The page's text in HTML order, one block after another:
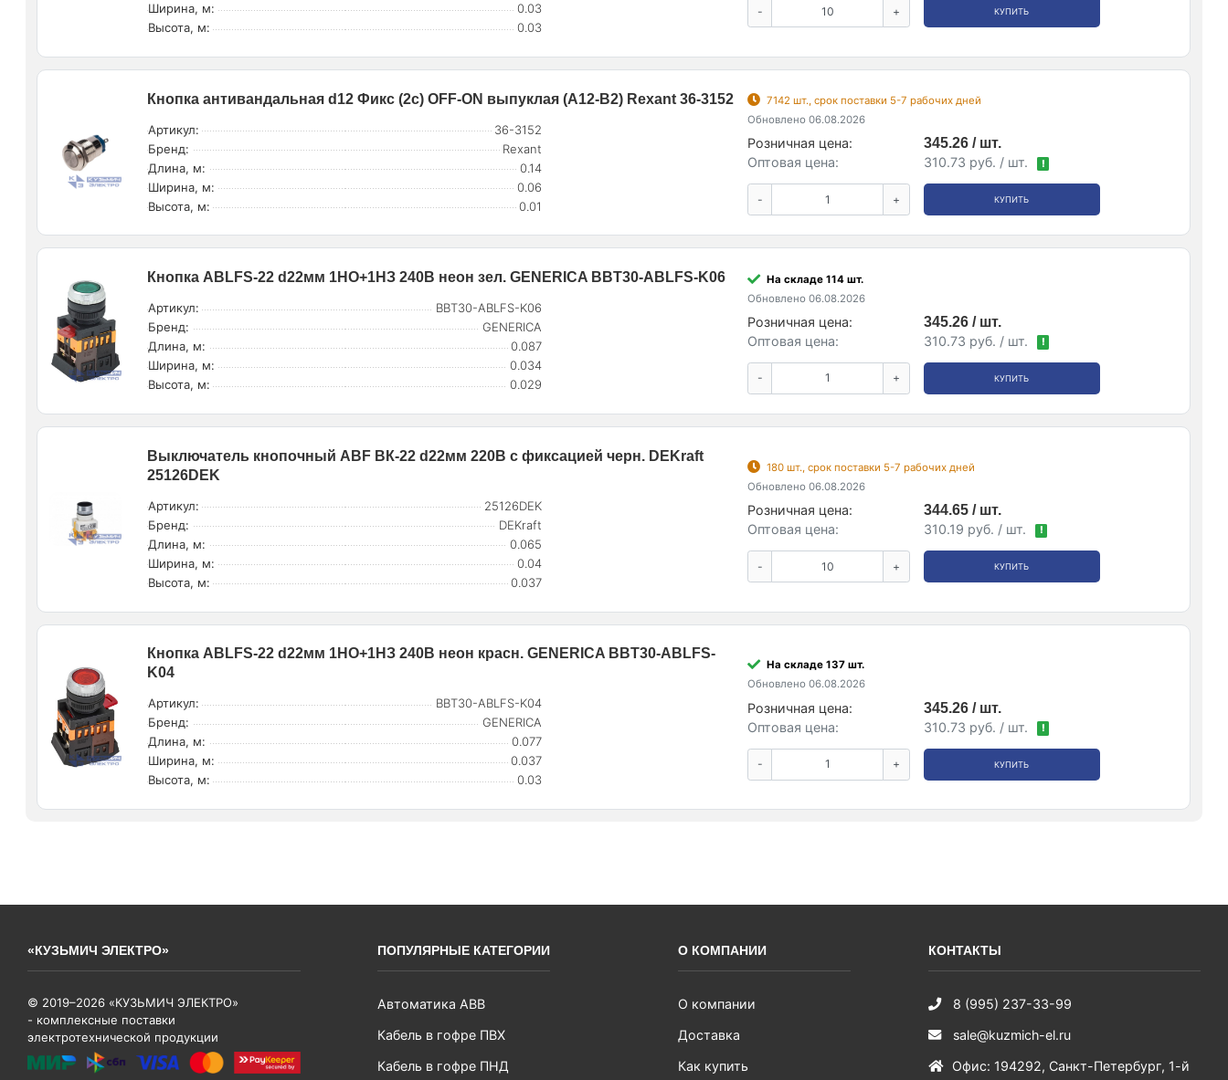
Ширина, м:
0.03
Высота, м:
0.03
- + КУПИТЬ
Кнопка антивандальная d12 Фикс (2с) OFF-ON выпуклая (A12-B2) Rexant 36-3152
Артикул:
36-3152
Бренд:
Rexant
Длина, м:
0.14
Ширина, м:
0.06
Высота, м:
0.01
7142 шт., срок поставки 5-7 рабочих дней
Обновлено 06.08.2026
Розничная цена:
345.26 / шт.
Оптовая цена:
310.73 руб. / шт. !
- + КУПИТЬ
Кнопка ABLFS-22 d22мм 1НО+1НЗ 240В неон зел. GENERICA BBT30-ABLFS-K06
Артикул:
BBT30-ABLFS-K06
Бренд:
GENERICA
Длина, м:
0.087
Ширина, м:
0.034
Высота, м:
0.029
На складе 114 шт.
Обновлено 06.08.2026
Розничная цена:
345.26 / шт.
Оптовая цена:
310.73 руб. / шт. !
- + КУПИТЬ
Выключатель кнопочный ABF ВК-22 d22мм 220В с фиксацией черн. DEKraft
25126DEK
Артикул:
25126DEK
Бренд:
DEKraft
Длина, м:
0.065
Ширина, м:
0.04
Высота, м:
0.037
180 шт., срок поставки 5-7 рабочих дней
Обновлено 06.08.2026
Розничная цена:
344.65 / шт.
Оптовая цена:
310.19 руб. / шт. !
- + КУПИТЬ
Кнопка ABLFS-22 d22мм 1НО+1НЗ 240В неон красн. GENERICA BBT30-ABLFS-
K04
Артикул:
BBT30-ABLFS-K04
Бренд:
GENERICA
Длина, м:
0.077
Ширина, м:
0.037
Высота, м:
0.03
На складе 137 шт.
Обновлено 06.08.2026
Розничная цена:
345.26 / шт.
Оптовая цена:
310.73 руб. / шт. !
- + КУПИТЬ
«КУЗЬМИЧ ЭЛЕКТРО»
© 2019–2026 «КУЗЬМИЧ ЭЛЕКТРО»
- комплексные поставки
электротехнической продукции
ПОПУЛЯРНЫЕ КАТЕГОРИИ
Автоматика ABB
Кабель в гофре ПВХ
Кабель в гофре ПНД
О КОМПАНИИ
О компании
Доставка
Как купить
КОНТАКТЫ
8 (995) 237-33-99
sale@kuzmich-el.ru
Офис: 194292, Санкт-Петербург, 1-й